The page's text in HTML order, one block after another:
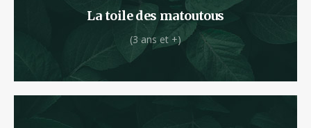
La toile des matoutous
(3 ans et +)